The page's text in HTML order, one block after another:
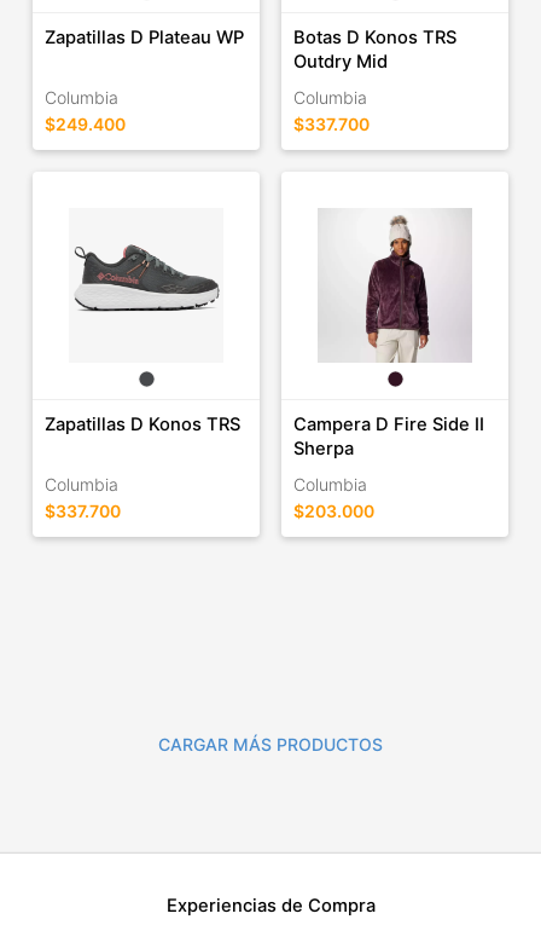
Zapatillas D Plateau WP
Columbia
$249.400
Botas D Konos TRS
Outdry Mid
Columbia
$337.700
Zapatillas D Konos TRS
Columbia
$337.700
Campera D Fire Side II
Sherpa
Columbia
$203.000
CARGAR MÁS PRODUCTOS
Experiencias de Compra